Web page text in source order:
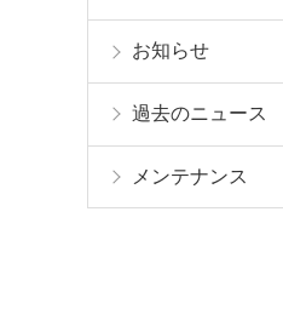
お知らせ
過去のニュース
メンテナンス